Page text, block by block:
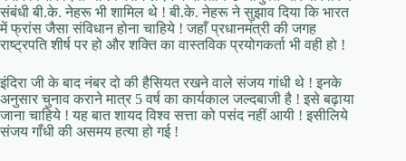
संबंधी बी.के. नेहरू भी शामिल थे ! बी.के. नेहरू ने सुझाव दिया कि भारत
में फ्रांस जैसा संविधान होना चाहिये ! जहाँ प्रधानमंत्री की जगह
राष्ट्रपति शीर्ष पर हो और शक्ति का वास्तविक प्रयोगकर्ता भी वही हो !
इंदिरा जी के बाद नंबर दो की हैसियत रखने वाले संजय गांधी थे ! इनके
अनुसार चुनाव कराने मात्र 5 वर्ष का कार्यकाल जल्दबाजी है ! इसे बढ़ाया
जाना चाहिये ! यह बात शायद विश्व सत्ता को पसंद नहीं आयी ! इसीलिये
संजय गाँधी की असमय हत्या हो गई !